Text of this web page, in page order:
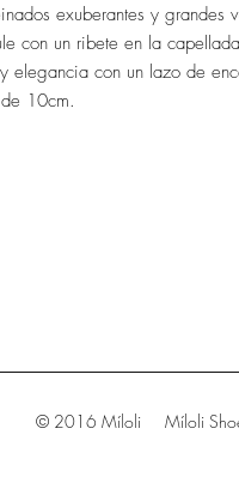
exuberantes y grandes
con un ribete en la
elegancia con un lazo de
10cm.
© 2016 Míloli Míloli